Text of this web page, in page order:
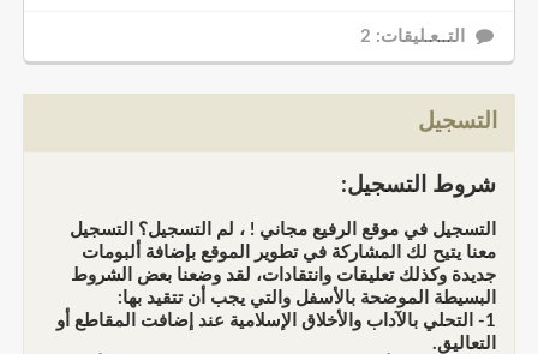
التــعـليقات: 2
التسجيل
شروط التسجيل:
التسجيل في موقع الرفيع مجاني ! ، لم التسجيل؟ التسجيل
معنا يتيح لك المشاركة في تطوير الموقع بإضافة ألبومات
جديدة وكذلك تعليقات وانتقادات، لقد وضعنا بعض الشروط
البسيطة الموضحة بالأسفل والتي يجب أن تتقيد بها:
1- التحلي بالآداب والأخلاق الإسلامية عند إضافت المقاطع أو
التعاليق.